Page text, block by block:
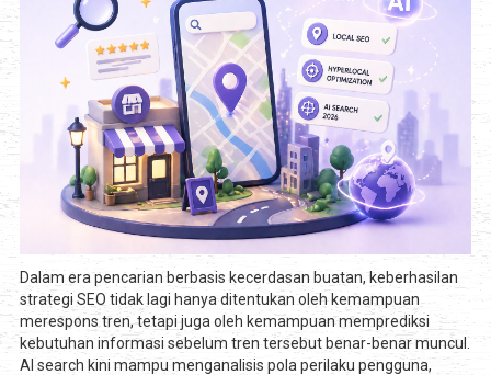
Dalam era pencarian berbasis kecerdasan buatan, keberhasilan
strategi SEO tidak lagi hanya ditentukan oleh kemampuan
merespons tren, tetapi juga oleh kemampuan memprediksi
kebutuhan informasi sebelum tren tersebut benar-benar muncul.
AI search kini mampu menganalisis pola perilaku pengguna,